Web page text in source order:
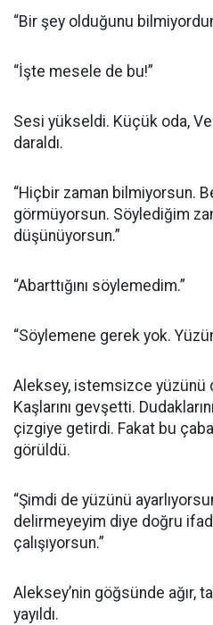
“Bir şey olduğunu
“İşte mesele de bu!”
Sesi yükseldi. Küçük oda,
daraldı.
“Hiçbir zaman bilmiyorsun.
görmüyorsun. Söylediğim
düşünüyorsun.”
“Abarttığını söylemedim.”
“Söylemene gerek yok.
Aleksey, istemsizce yüzünü
Kaşlarını gevşetti.
çizgiye getirdi. Fakat bu
görüldü.
“Şimdi de yüzünü
delirmeyeyim diye doğru
çalışıyorsun.”
Aleksey’nin göğsünde ağır,
yayıldı.